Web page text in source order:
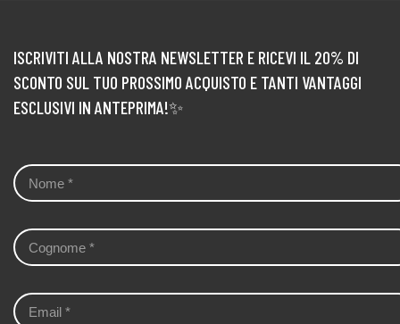
ISCRIVITI ALLA NOSTRA NEWSLETTER E RICEVI IL 20% DI
SCONTO SUL TUO PROSSIMO ACQUISTO E TANTI VANTAGGI
ESCLUSIVI IN ANTEPRIMA!✨